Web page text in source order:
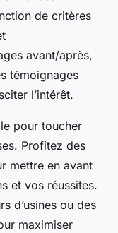
de critères
avant/après,
témoignages
l’intérêt.
pour toucher
Profitez des
mettre en avant
et vos réussites.
d’usines ou des
maximiser